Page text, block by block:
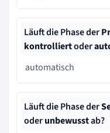
Läuft die Phase der
kontrolliertoder
automatisch
Läuft die Phase der
oderunbewusstab?